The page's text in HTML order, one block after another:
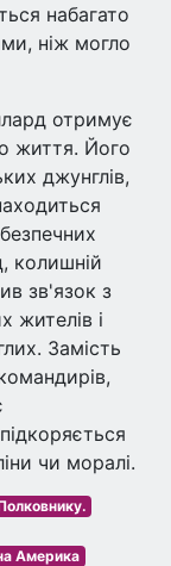
набагато
ніж могло
отримує
життя. Його
джунглів,
колишній
зв'язок з
жителів і
Замість
чи моралі.
Америка